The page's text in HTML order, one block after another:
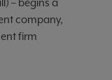
– begins a
company,
firm